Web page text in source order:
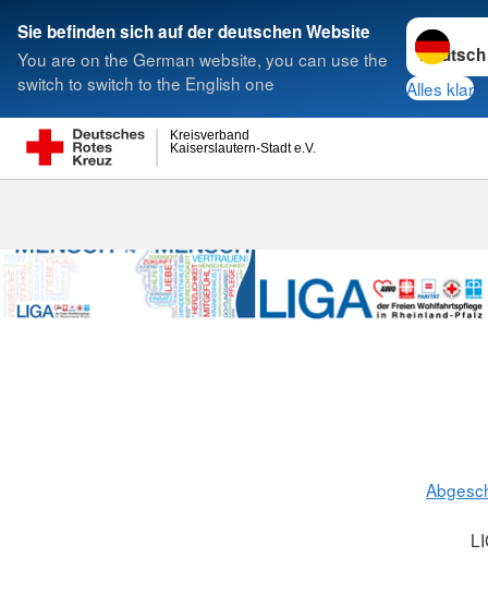
Sie befinden sich auf der deutschen Website
You are on the German website, you can use the
switch to switch to the English one
Sprache
Alles klar
Kaiserslautern-Stadt e.V.
Kreisverband
Suche